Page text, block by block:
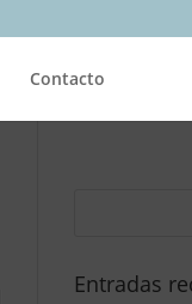
Contacto
Entradas